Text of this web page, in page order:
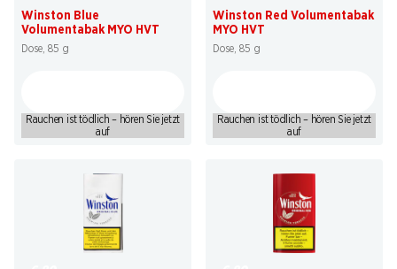
Winston Blue
Volumentabak MYO HVT
Dose, 85 g
Rauchen ist tödlich – hören Sie jetzt
auf
Winston Red Volumentabak
MYO HVT
Dose, 85 g
Rauchen ist tödlich – hören Sie jetzt
auf